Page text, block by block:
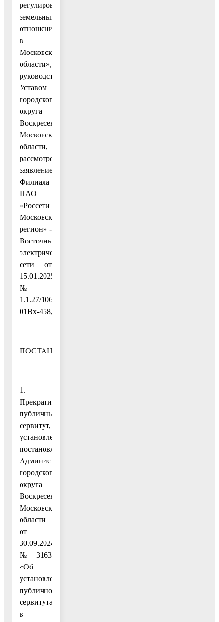
регулировании
земельных
отношений
в
Московской
области»,
руководствуясь
Уставом
городского
округа
Воскресенск
Московской
области,
рассмотрев
заявление
Филиала
ПАО
«Россети
Московский
регион» -
Восточные
электрические
сети от
15.01.2025
№
1.1.27/106-
01Вх-458,
ПОСТАНОВЛЯЮ:
1.
Прекратить
публичный
сервитут,
установленный
постановлением
Администрации
городского
округа
Воскресенск
Московской
области
от
30.09.2024
№ 3163
«Об
установлении
публичного
сервитута
в